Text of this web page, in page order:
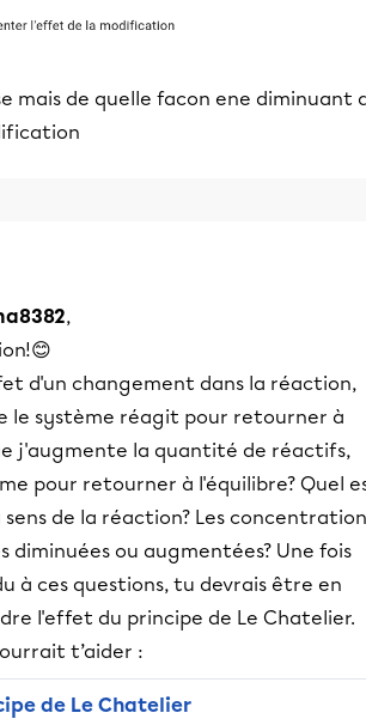
mais de quelle facon ene diminuant
,
d'un changement dans la réaction,
le système réagit pour retourner à
j'augmente la quantité de réactifs,
pour retourner à l'équilibre? Quel
de la réaction? Les
diminuées ou augmentées? Une fois
à ces questions, tu devrais être en
l'effet du principe de Le Chatelier.
t’aider :
de Le Chatelier